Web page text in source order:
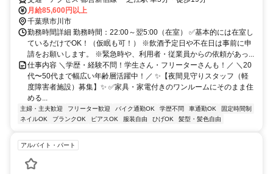
月給85,600円以上
千葉県市川市
勤務時間詳細 勤務時間：22:00～翌5:00（在室） ✅基本的には在室し
ているだけでOK！（仮眠も可！） ※飲酒予定日や不在日は事前に申
請をお願いします。 ※緊急時や、利用者・従業員からの依頼があっ...
仕事内容 ＼学歴・経験不問！学生さん・フリーターさんも！／ ＼20
代〜50代まで幅広い年齢層活躍中！／ ✨【夜間見守りスタッフ（軽
度障害者施設）募集】✨ ✅家具・家電付きのワンルームにそのまま住
める...
主婦・主夫歓迎 フリーター歓迎 バイク通勤OK 学歴不問 車通勤OK
固定時間制
ネイルOK
ブランクOK ピアスOK 服装自由 ひげOK 髪型・髪色自由
アルバイト・パート